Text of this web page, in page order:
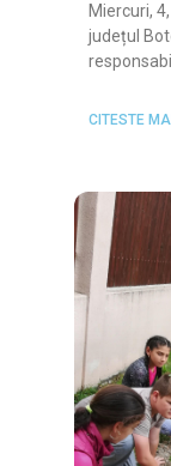
Miercuri,
județul
CITESTE